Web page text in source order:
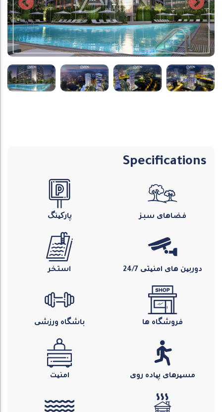
Specifications
فضاهای سبز پارکینگ
دوربین های امنیتی 24/7 استخر
فروشگاه ها باشگاه ورزشی
مسیرهای پیاده روی امنیت